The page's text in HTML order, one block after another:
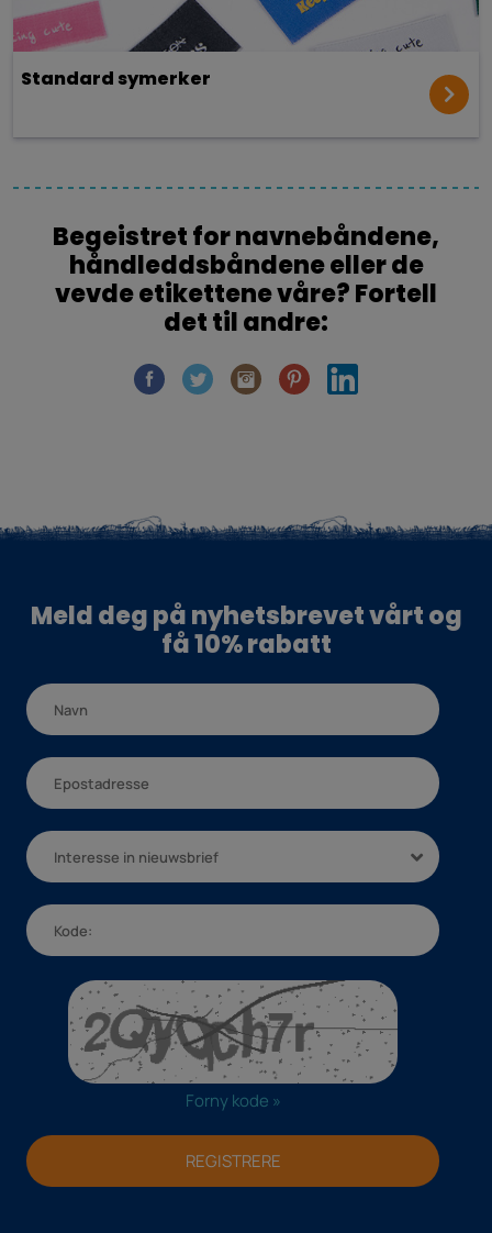
Standard symerker
Begeistret for navnebåndene,
håndleddsbåndene eller de
vevde etikettene våre? Fortell
det til andre:
Meld deg på nyhetsbrevet vårt og
få 10% rabatt
Interesse in nieuwsbrief
Forny kode »
REGISTRERE